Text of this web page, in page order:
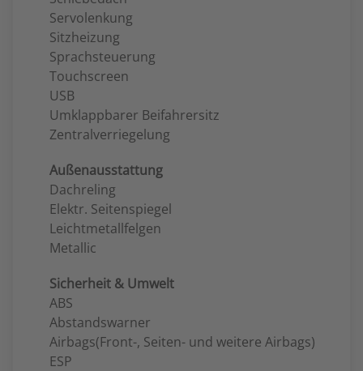
Servolenkung
Sitzheizung
Sprachsteuerung
Touchscreen
USB
Umklappbarer Beifahrersitz
Zentralverriegelung
Außenausstattung
Dachreling
Elektr. Seitenspiegel
Leichtmetallfelgen
Metallic
Sicherheit & Umwelt
ABS
Abstandswarner
Airbags(Front-, Seiten- und weitere Airbags)
ESP